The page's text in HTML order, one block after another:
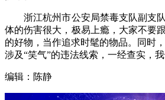
浙江杭州市公安局禁毒支队副支队
体的伤害很大，极易上瘾，大家不要
的好物，当作追求时髦的物品。同时
涉及“笑气”的违法线索，一经查实，我
编辑：陈静